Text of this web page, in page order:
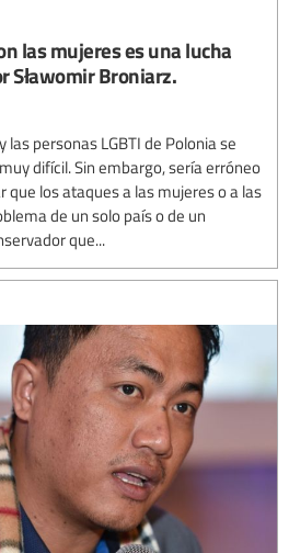
las mujeres es una lucha
Sławomir Broniarz.
personas LGBTI de Polonia se
difícil. Sin embargo, sería erróneo
que los ataques a las mujeres o a las
de un solo país o de un
que...